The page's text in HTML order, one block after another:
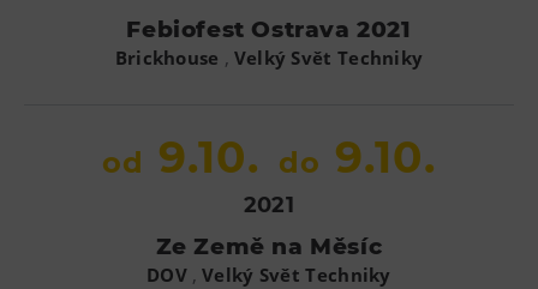
Febiofest Ostrava 2021
Brickhouse , Velký Svět Techniky
od 9.10. do 9.10.
2021
Ze Země na Měsíc
DOV ,Velký Svět Techniky